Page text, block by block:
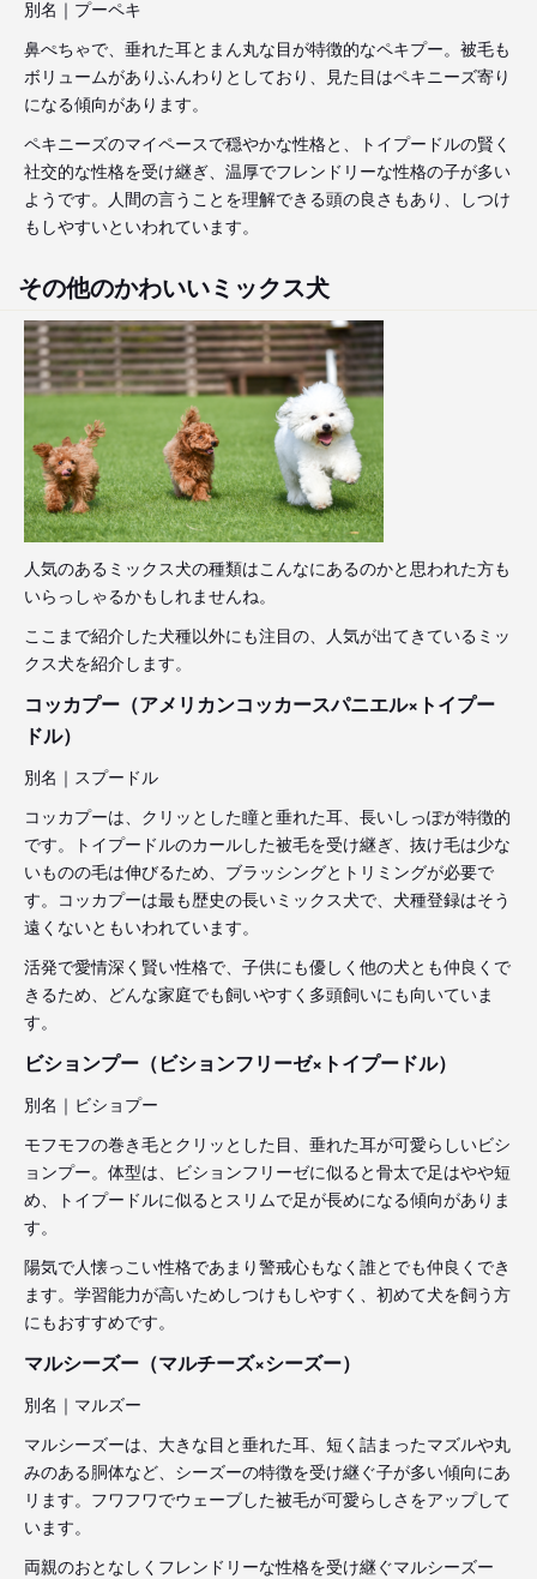
別名｜プーペキ
鼻ぺちゃで、垂れた耳とまん丸な目が特徴的なペキプー。被毛も
ボリュームがありふんわりとしており、見た目はペキニーズ寄り
になる傾向があります。
ペキニーズのマイペースで穏やかな性格と、トイプードルの賢く
社交的な性格を受け継ぎ、温厚でフレンドリーな性格の子が多い
ようです。人間の言うことを理解できる頭の良さもあり、しつけ
もしやすいといわれています。
その他のかわいいミックス犬
人気のあるミックス犬の種類はこんなにあるのかと思われた方も
いらっしゃるかもしれませんね。
ここまで紹介した犬種以外にも注目の、人気が出てきているミッ
クス犬を紹介します。
コッカプー（アメリカンコッカースパニエル×トイプー
ドル）
別名｜スプードル
コッカプーは、クリッとした瞳と垂れた耳、長いしっぽが特徴的
です。トイプードルのカールした被毛を受け継ぎ、抜け毛は少な
いものの毛は伸びるため、ブラッシングとトリミングが必要で
す。コッカプーは最も歴史の長いミックス犬で、犬種登録はそう
遠くないともいわれています。
活発で愛情深く賢い性格で、子供にも優しく他の犬とも仲良くで
きるため、どんな家庭でも飼いやすく多頭飼いにも向いていま
す。
ビションプー（ビションフリーゼ×トイプードル）
別名｜ビショプー
モフモフの巻き毛とクリッとした目、垂れた耳が可愛らしいビシ
ョンプー。体型は、ビションフリーゼに似ると骨太で足はやや短
め、トイプードルに似るとスリムで足が長めになる傾向がありま
す。
陽気で人懐っこい性格であまり警戒心もなく誰とでも仲良くでき
ます。学習能力が高いためしつけもしやすく、初めて犬を飼う方
にもおすすめです。
マルシーズー（マルチーズ×シーズー）
別名｜マルズー
マルシーズーは、大きな目と垂れた耳、短く詰まったマズルや丸
みのある胴体など、シーズーの特徴を受け継ぐ子が多い傾向にあ
リます。フワフワでウェーブした被毛が可愛らしさをアップして
います。
両親のおとなしくフレンドリーな性格を受け継ぐマルシーズー